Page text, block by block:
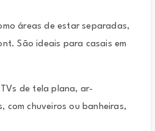
áreas de estar separadas,
São ideais para casais em
de tela plana, ar-
com chuveiros ou banheiras,